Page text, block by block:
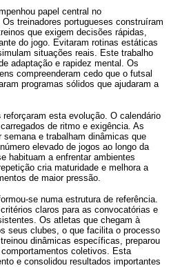
papel central no
treinadores portugueses construíram
que exigem decisões rápidas,
do jogo. Evitaram rotinas estáticas
situações reais. Este trabalho
adaptação e rapidez mental. Os
compreenderam cedo que o futsal
programas sólidos que ajudaram a
reforçaram esta evolução. O calendário
de ritmo e exigência. As
e trabalham dinâmicas que
elevado de jogos ao longo da
habituam a enfrentar ambientes
cria maturidade e melhora a
de maior pressão.
se numa estrutura de referência.
claros para as convocatórias e
Os atletas que chegam à
seus clubes, o que facilita o processo
dinâmicas específicas, preparou
coletivos. Esta
e consolidou resultados importantes